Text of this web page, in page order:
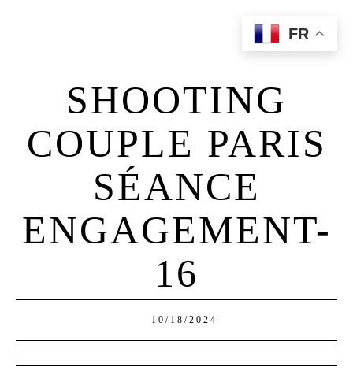
Home
Contact
SHOOTING
COUPLE PARIS
SÉANCE
ENGAGEMENT-
16
10/18/2024
FR